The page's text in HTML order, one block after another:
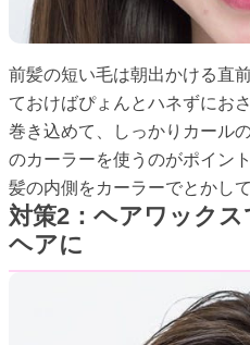
前髪の短い毛は朝出かける直
ておけばぴょんとハネずにお
巻き込めて、しっかりカール
のカーラーを使うのがポイン
髪の内側をカーラーでとかし
対策2：ヘアワック
ヘアに